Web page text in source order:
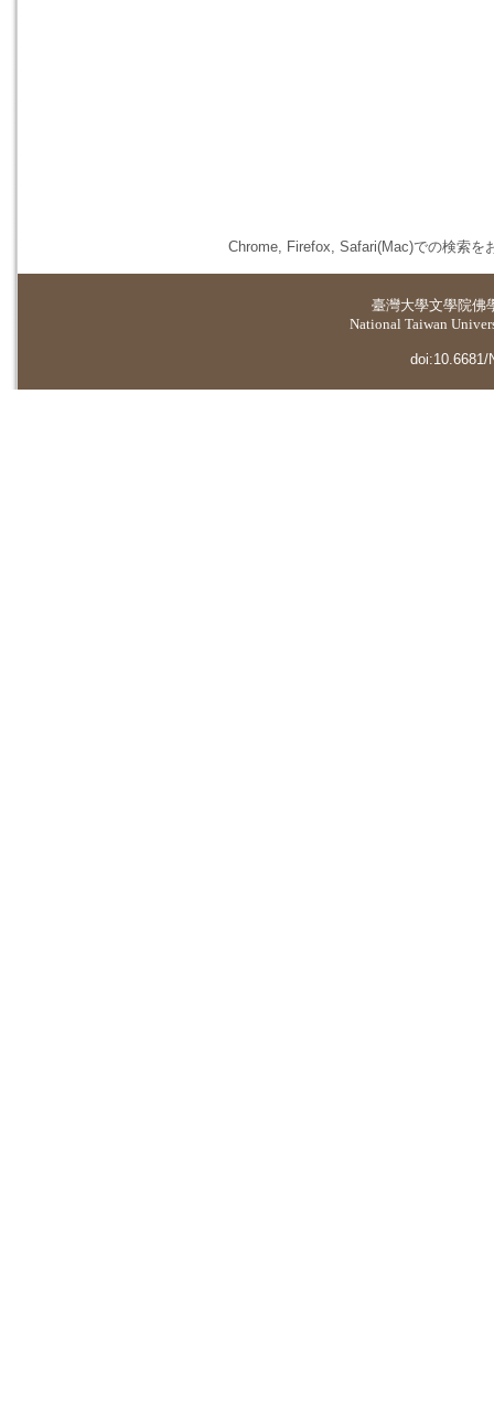
Chrome, Firefox, Safari(Mac)での検索を
臺灣大學文學院佛
National Taiwan
doi:10.6681/